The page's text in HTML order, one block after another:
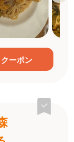
クーポン